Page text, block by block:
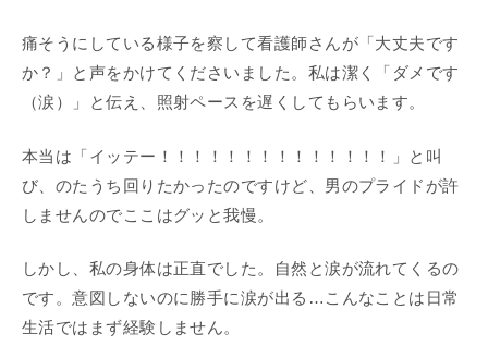
痛そうにしている様子を察して看護師さんが「大丈夫です
か？」と声をかけてくださいました。私は潔く「ダメです
（涙）」と伝え、照射ペースを遅くしてもらいます。
本当は「イッテー！！！！！！！！！！！！！！」と叫
び、のたうち回りたかったのですけど、男のプライドが許
しませんのでここはグッと我慢。
しかし、私の身体は正直でした。自然と涙が流れてくるの
です。意図しないのに勝手に涙が出る…こんなことは日常
生活ではまず経験しません。